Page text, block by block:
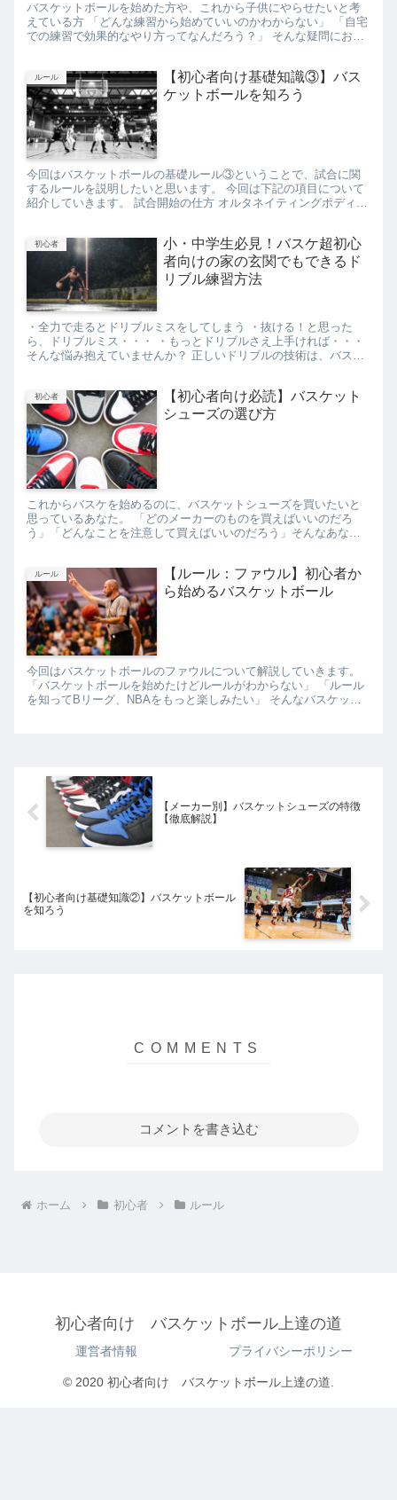
バスケットボールを始めた方や、これから子供にやらせたいと考
えている方 「どんな練習から始めていいのかわからない」 「自宅
での練習で効果的なやり方ってなんだろう？」 そんな疑問にお答
ルール
【初心者向け基礎知識③】バス
ケットボールを知ろう
今回はバスケットボールの基礎ルール③ということで、試合に関
するルールを説明したいと思います。 今回は下記の項目について
紹介していきます。 試合開始の仕方 オルタネイティングポディシ
初心者
小・中学生必見！バスケ超初心
者向けの家の玄関でもできるド
リブル練習方法
・全力で走るとドリブルミスをしてしまう ・抜ける！と思った
ら、ドリブルミス・・・ ・もっとドリブルさえ上手ければ・・・
そんな悩み抱えていませんか？ 正しいドリブルの技術は、バスケ
初心者
【初心者向け必読】バスケット
シューズの選び方
これからバスケを始めるのに、バスケットシューズを買いたいと
思っているあなた。 「どのメーカーのものを買えばいいのだろ
う」「どんなことを注意して買えばいいのだろう」そんなあなた
ルール
【ルール：ファウル】初心者か
ら始めるバスケットボール
今回はバスケットボールのファウルについて解説していきます。
「バスケットボールを始めたけどルールがわからない」 「ルール
を知ってBリーグ、NBAをもっと楽しみたい」 そんなバスケット
【メーカー別】バスケットシューズの特徴
【徹底解説】
【初心者向け基礎知識②】バスケットボール
を知ろう
コメントを書き込む
ホーム 初心者 ルール
初心者向け バスケットボール上達の道
運営者情報 プライバシーポリシー
© 2020 初心者向け バスケットボール上達の道.